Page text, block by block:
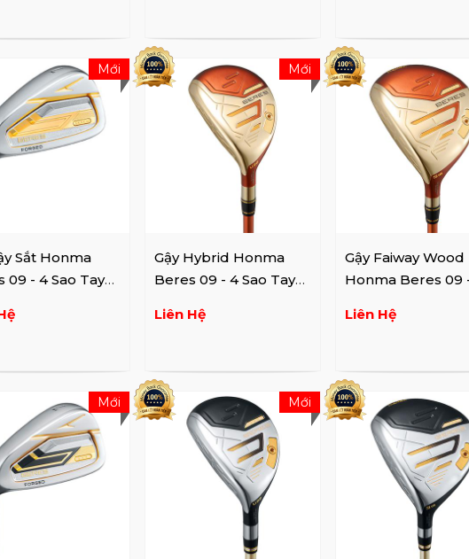
Sắt Honma
09 - 4 Sao Tay
Mới
Gậy Hybrid Honma
Beres 09 - 4 Sao Tay
Liên Hệ
Mới
Gậy Faiway Wood
Honma Beres 09
Liên Hệ
Mới Mới